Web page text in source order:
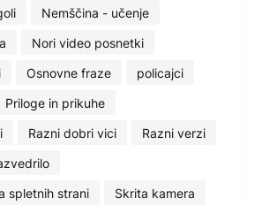
Nemščina - učenje
Nori video posnetki
Osnovne fraze
policajci
Priloge in prikuhe
Razni dobri vici
Razni verzi
spletnih strani
Skrita kamera